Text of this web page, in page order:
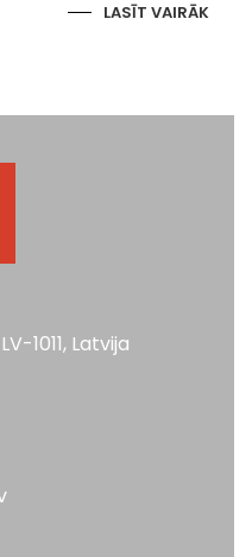
LASĪT VAIRĀK
1011, Latvija